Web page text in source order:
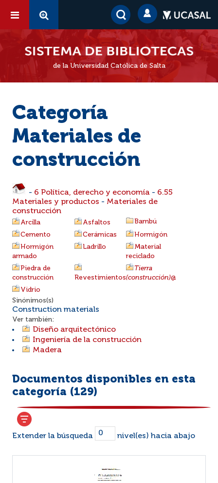
de la Universidad Católica de Salta
Categoría
Materiales de
construcción
- 6 Política, derecho y economía - 6.55
Materiales y productos - Materiales de
construcción
Arcilla Asfaltos
Bambú
Cemento
Cerámicas
Hormigón
Hormigón
armado
Ladrillo
Material
reciclado
Piedra de
construcción
Revestimientos
Tierra
(construcción)@
Vidrio
Sinónimos(s)
Construction materials
Ver también:
Diseño arquitectónico
Ingeniería de la construcción
Madera
Documentos disponibles en esta
categoría (129)
Extender la búsqueda nivel(es) hacia abajo